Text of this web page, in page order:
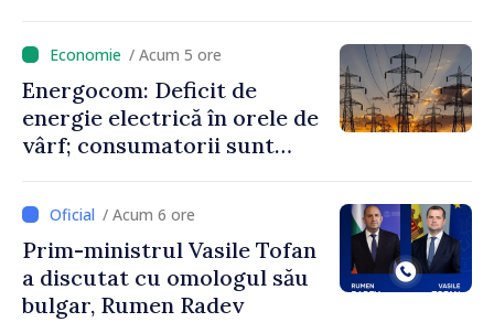
putem menține prețurile la
un nivel mai mic”
/ Acum 5 ore
Energocom: Deficit de
energie electrică în orele de
vârf; consumatorii sunt
/ Acum 6 ore
Prim-ministrul Vasile Tofan
a discutat cu omologul său
bulgar, Rumen Radev